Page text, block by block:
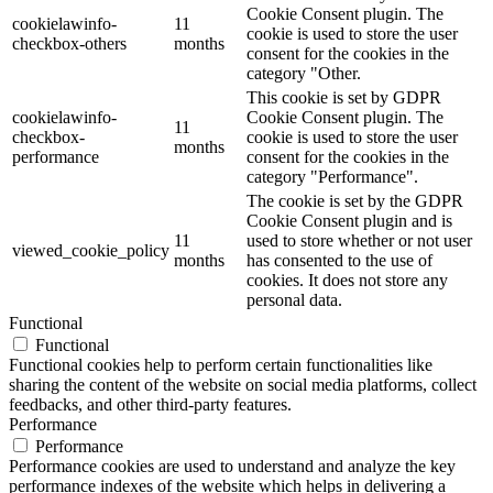
cookielawinfo-
checkbox-others
11
months
Cookie Consent plugin. The
cookie is used to store the user
consent for the cookies in the
category "Other.
cookielawinfo-
checkbox-
performance
11
months
This cookie is set by GDPR
Cookie Consent plugin. The
cookie is used to store the user
consent for the cookies in the
category "Performance".
viewed_cookie_policy
11
months
The cookie is set by the GDPR
Cookie Consent plugin and is
used to store whether or not user
has consented to the use of
cookies. It does not store any
personal data.
Functional
Functional
Functional cookies help to perform certain functionalities like
sharing the content of the website on social media platforms, collect
feedbacks, and other third-party features.
Performance
Performance
Performance cookies are used to understand and analyze the key
performance indexes of the website which helps in delivering a